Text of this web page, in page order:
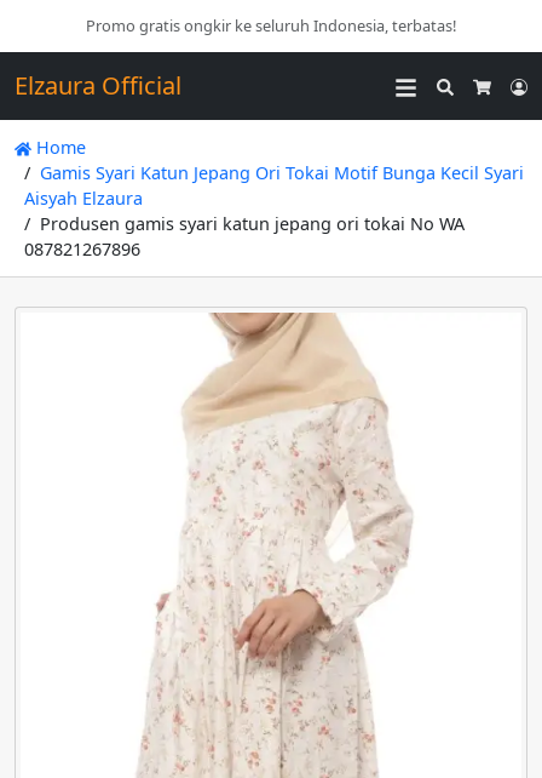
Promo gratis ongkir ke seluruh Indonesia, terbatas!
Elzaura Official
Search
Home
Gamis Syari Katun Jepang Ori Tokai Motif Bunga Kecil Syari
Aisyah Elzaura
Produsen gamis syari katun jepang ori tokai No WA
087821267896